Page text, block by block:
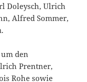
Doleysch, Ulrich
Alfred Sommer,
den
Prentner,
Rohe sowie